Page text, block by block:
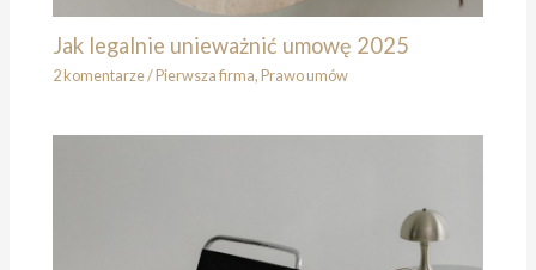
Jak legalnie unieważnić umowę 2025
2 komentarze/Pierwsza firma, Prawo umów